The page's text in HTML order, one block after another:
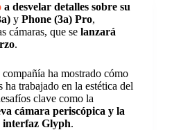
a desvelar detalles sobre su
y Phone (3a) Pro,
cámaras, que se lanzará
.
compañía ha mostrado cómo
ha trabajado en la estética del
clave como la
cámara periscópica y la
interfaz Glyph.